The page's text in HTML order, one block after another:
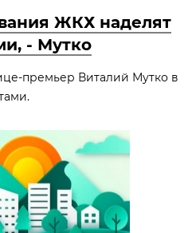
ЖКХ наделят
- Мутко
премьер Виталий Мутко в